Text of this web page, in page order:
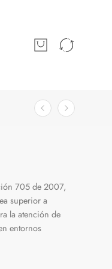
705 de 2007,
superior a
la atención de
entornos